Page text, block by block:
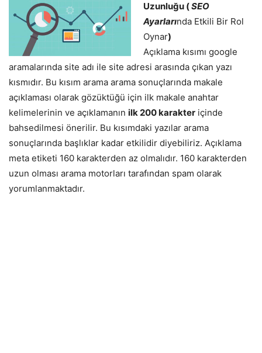
Uzunluğu (SEO
Ayarlarında Etkili Bir Rol
Oynar)
Açıklama kısımı google
aramalarında site adı ile site adresi arasında çıkan yazı
kısmıdır. Bu kısım arama arama sonuçlarında makale
açıklaması olarak gözüktüğü için ilk makale anahtar
kelimelerinin ve açıklamanın ilk 200 karakter içinde
bahsedilmesi önerilir. Bu kısımdaki yazılar arama
sonuçlarında başlıklar kadar etkilidir diyebiliriz. Açıklama
meta etiketi 160 karakterden az olmalıdır. 160 karakterden
uzun olması arama motorları tarafından spam olarak
yorumlanmaktadır.